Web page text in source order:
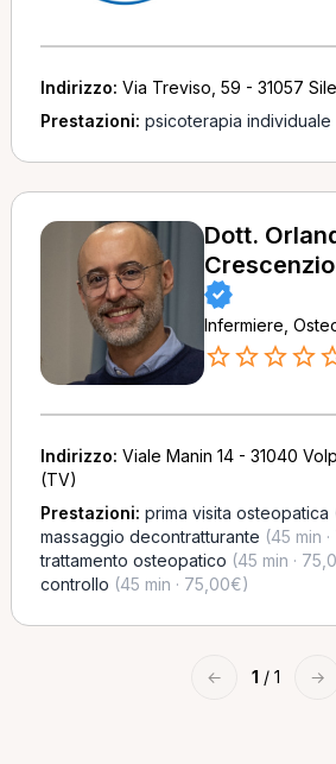
Indirizzo: Via Treviso, 59 - 31057
Prestazioni: psicoterapia individuale
Dott.
Crescenzio
Infermiere,
Indirizzo: Viale Manin 14 - 31040
(TV)
Prestazioni: prima visita osteopatica
massaggio decontratturante (45 min
trattamento osteopatico (45 min ·
controllo (45 min · 75,00€)
← 1 / 1 →